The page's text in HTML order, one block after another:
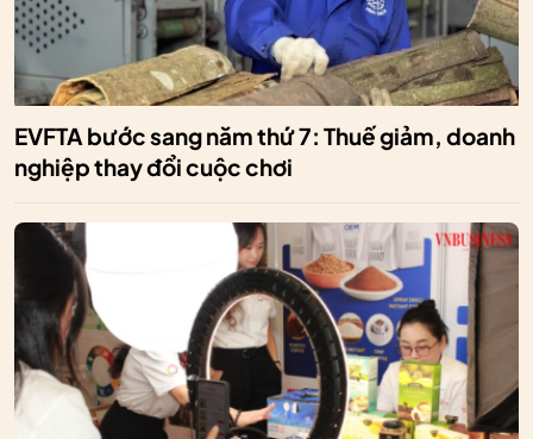
EVFTA bước sang năm thứ 7: Thuế giảm, doanh
nghiệp thay đổi cuộc chơi